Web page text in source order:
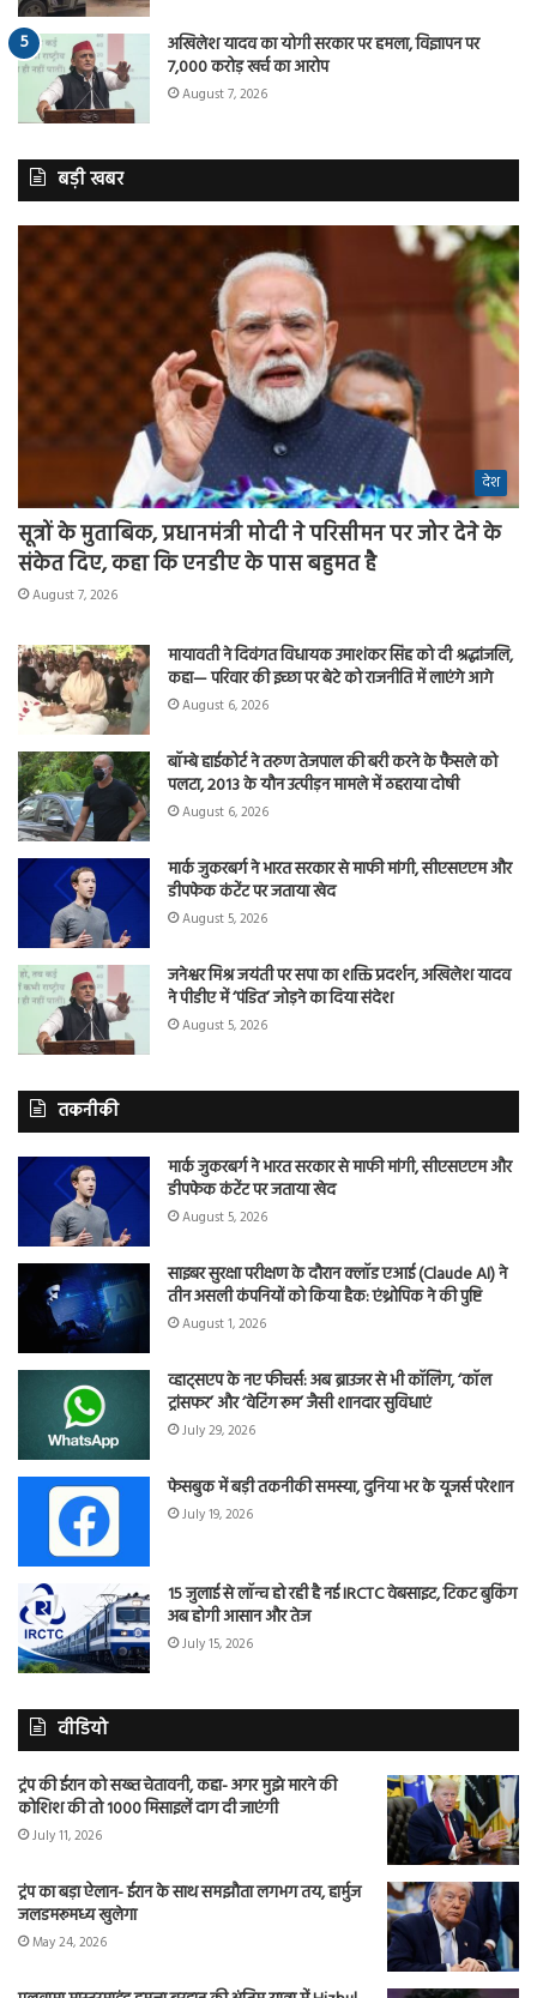
अखिलेश यादव का योगी सरकार पर हमला, विज्ञापन पर
7,000 करोड़ खर्च का आरोप
August 7, 2026
बड़ी खबर
देश
सूत्रों के मुताबिक, प्रधानमंत्री मोदी ने परिसीमन पर जोर देने के
संकेत दिए, कहा कि एनडीए के पास बहुमत है
August 7, 2026
मायावती ने दिवंगत विधायक उमाशंकर सिंह को दी श्रद्धांजलि,
कहा— परिवार की इच्छा पर बेटे को राजनीति में लाएंगे आगे
August 6, 2026
बॉम्बे हाईकोर्ट ने तरुण तेजपाल की बरी करने के फैसले को
पलटा, 2013 के यौन उत्पीड़न मामले में ठहराया दोषी
August 6, 2026
मार्क जुकरबर्ग ने भारत सरकार से माफी मांगी, सीएसएएम और
डीपफेक कंटेंट पर जताया खेद
August 5, 2026
जनेश्वर मिश्र जयंती पर सपा का शक्ति प्रदर्शन, अखिलेश यादव
ने पीडीए में ‘पंडित’ जोड़ने का दिया संदेश
August 5, 2026
तकनीकी
मार्क जुकरबर्ग ने भारत सरकार से माफी मांगी, सीएसएएम और
डीपफेक कंटेंट पर जताया खेद
August 5, 2026
साइबर सुरक्षा परीक्षण के दौरान क्लॉड एआई (Claude AI) ने
तीन असली कंपनियों को किया हैक: एंथ्रोपिक ने की पुष्टि
August 1, 2026
व्हाट्सएप के नए फीचर्स: अब ब्राउजर से भी कॉलिंग, ‘कॉल
ट्रांसफर’ और ‘वेटिंग रूम’ जैसी शानदार सुविधाएं
July 29, 2026
फेसबुक में बड़ी तकनीकी समस्या, दुनिया भर के यूजर्स परेशान
July 19, 2026
15 जुलाई से लॉन्च हो रही है नई IRCTC वेबसाइट, टिकट बुकिंग
अब होगी आसान और तेज
July 15, 2026
वीडियो
ट्रंप की ईरान को सख्त चेतावनी, कहा- अगर मुझे मारने की
कोशिश की तो 1000 मिसाइलें दाग दी जाएंगी
July 11, 2026
ट्रंप का बड़ा ऐलान- ईरान के साथ समझौता लगभग तय, हार्मुज
जलडमरूमध्य खुलेगा
May 24, 2026